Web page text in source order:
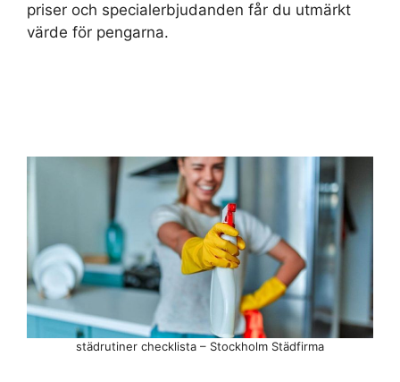
priser och specialerbjudanden får du utmärkt
värde för pengarna.
städrutiner checklista – Stockholm Städfirma